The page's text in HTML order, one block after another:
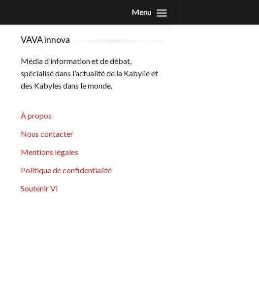
VAVA innova
Média d’information et de débat,
spécialisé dans l’actualité de la Kabylie et
des Kabyles dans le monde.
À propos
Nous contacter
Mentions légales
Politique de confidentialité
Soutenir VI
Menu